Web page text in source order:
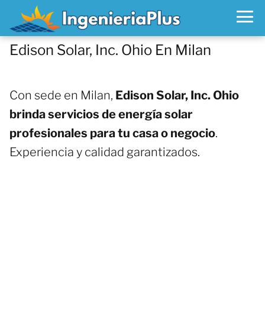
Edison Solar, Inc. Ohio En Milan
Con sede en Milan, Edison Solar, Inc. Ohio
brinda servicios de energía solar
profesionales para tu casa o negocio.
Experiencia y calidad garantizados.